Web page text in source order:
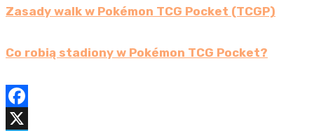
Zasady walk w Pokémon TCG Pocket (TCGP)
Co robią stadiony w Pokémon TCG Pocket?
F